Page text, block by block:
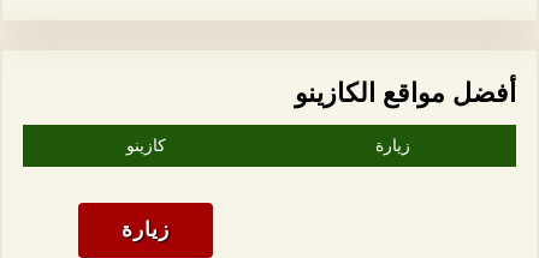
أفضل مواقع الكازينو
زيارة كازينو
زيارة